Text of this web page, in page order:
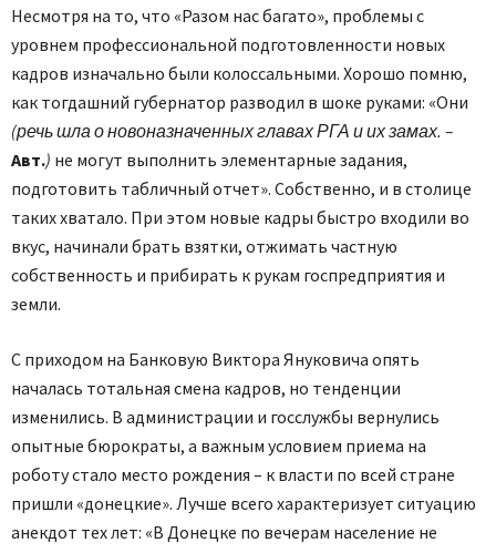
Несмотря на то, что «Разом нас багато», проблемы с
уровнем профессиональной подготовленности новых
кадров изначально были колоссальными. Хорошо помню,
как тогдашний губернатор разводил в шоке руками: «Они
(речь шла о новоназначенных главах РГА и их замах. –
Авт.) не могут выполнить элементарные задания,
подготовить табличный отчет». Собственно, и в столице
таких хватало. При этом новые кадры быстро входили во
вкус, начинали брать взятки, отжимать частную
собственность и прибирать к рукам госпредприятия и
земли.
С приходом на Банковую Виктора Януковича опять
началась тотальная смена кадров, но тенденции
изменились. В администрации и госслужбы вернулись
опытные бюрократы, а важным условием приема на
роботу стало место рождения – к власти по всей стране
пришли «донецкие». Лучше всего характеризует ситуацию
анекдот тех лет: «В Донецке по вечерам население не